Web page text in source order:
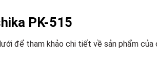
PK-515
để tham khảo chi tiết về sản phẩm